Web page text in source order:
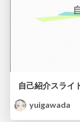
自己紹介スライ
yuigawada